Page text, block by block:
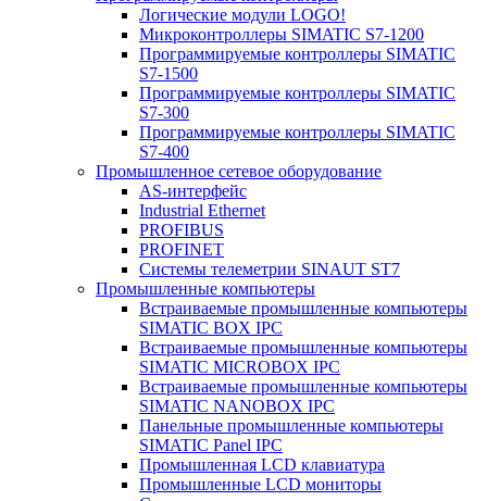
Логические модули LOGO!
Микроконтроллеры SIMATIC S7-1200
Программируемые контроллеры SIMATIC
S7-1500
Программируемые контроллеры SIMATIC
S7-300
Программируемые контроллеры SIMATIC
S7-400
Промышленное сетевое оборудование
AS-интерфейс
Industrial Ethernet
PROFIBUS
PROFINET
Системы телеметрии SINAUT ST7
Промышленные компьютеры
Встраиваемые промышленные компьютеры
SIMATIC BOX IPC
Встраиваемые промышленные компьютеры
SIMATIC MICROBOX IPC
Встраиваемые промышленные компьютеры
SIMATIC NANOBOX IPC
Панельные промышленные компьютеры
SIMATIC Panel IPC
Промышленная LCD клавиатура
Промышленные LCD мониторы